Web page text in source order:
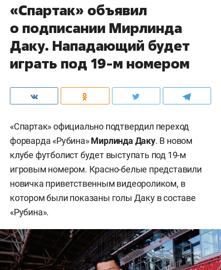
«Спартак» объявил
о подписании Мирлинда
Даку. Нападающий будет
играть под 19-м номером
«Спартак» официально подтвердил переход
форварда «Рубина»Мирлинда Даку. В новом
клубе футболист будет выступать под 19-м
игровым номером. Красно-белые представили
новичка приветственным видеороликом, в
котором были показаны голы Даку в составе
«Рубина».